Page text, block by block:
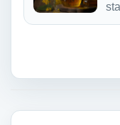
Nawigacja